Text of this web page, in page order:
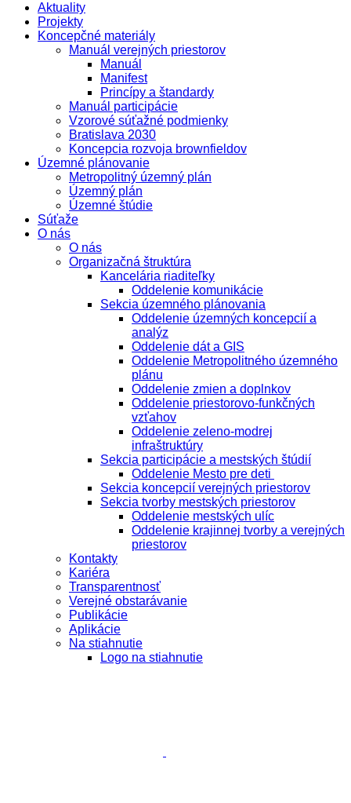
Aktuality
Projekty
Koncepčné materiály
Manuál verejných priestorov
Manuál
Manifest
Princípy a štandardy
Manuál participácie
Vzorové súťažné podmienky
Bratislava 2030
Koncepcia rozvoja brownfieldov
Územné plánovanie
Metropolitný územný plán
Územný plán
Územné štúdie
Súťaže
O nás
O nás
Organizačná štruktúra
Kancelária riaditeľky
Oddelenie komunikácie
Sekcia územného plánovania
Oddelenie územných koncepcií a
analýz
Oddelenie dát a GIS
Oddelenie Metropolitného územného
plánu
Oddelenie zmien a doplnkov
Oddelenie priestorovo-funkčných
vzťahov
Oddelenie zeleno-modrej
infraštruktúry
Sekcia participácie a mestských štúdií
Oddelenie Mesto pre deti
Sekcia koncepcií verejných priestorov
Sekcia tvorby mestských priestorov
Oddelenie mestských ulíc
Oddelenie krajinnej tvorby a verejných
priestorov
Kontakty
Kariéra
Transparentnosť
Verejné obstarávanie
Publikácie
Aplikácie
Na stiahnutie
Logo na stiahnutie